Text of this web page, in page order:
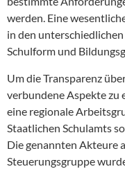
werden. Eine
in den
Schulform und
Um die Transparenz
verbundene Aspekte zu
eine regionale
Staatlichen Schulamts
Die genannten Akteure
Steuerungsgruppe